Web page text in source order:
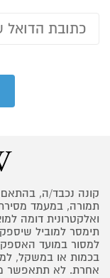
קונה נכבד/ה,
תמורה, במעמד
ואלקטרונית דומה
תימסר למוביל
למסור במועד
בכמות או במשקל,
אחרת. לא תתאפשר